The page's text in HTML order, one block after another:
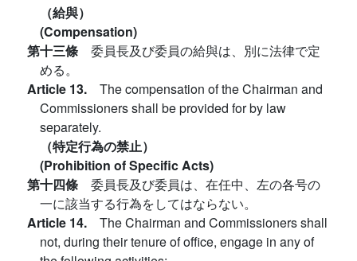
（給與）
(Compensation)
第十三條 委員長及び委員の給與は、別に法律で定
める。
Article 13. The compensation of the Chairman and
Commissioners shall be provided for by law
separately.
（特定行為の禁止）
(Prohibition of Specific Acts)
第十四條 委員長及び委員は、在任中、左の各号の
一に該当する行為をしてはならない。
Article 14. The Chairman and Commissioners shall
not, during their tenure of office, engage in any of